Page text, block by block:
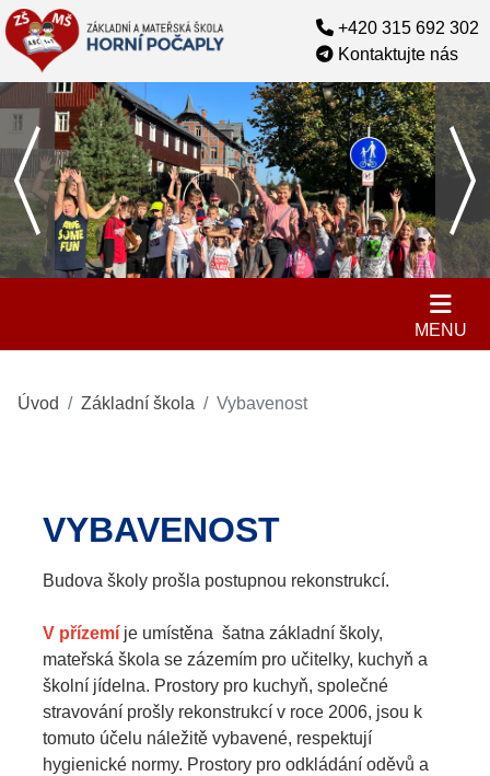
+420 315 692 302
Kontaktujte nás
MENU
Úvod Základní škola Vybavenost
VYBAVENOST
Budova školy prošla postupnou rekonstrukcí.
V přízemí je umístěna šatna základní školy,
mateřská škola se zázemím pro učitelky, kuchyň a
školní jídelna. Prostory pro kuchyň, společné
stravování prošly rekonstrukcí v roce 2006, jsou k
tomuto účelu náležitě vybavené, respektují
hygienické normy. Prostory pro odkládání oděvů a